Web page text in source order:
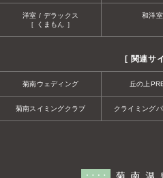
洋室 / デラックス
［ くまもん ］
和洋室
[ 関連サ
菊南ウェディング 丘の上
菊南スイミングクラブ クライミング